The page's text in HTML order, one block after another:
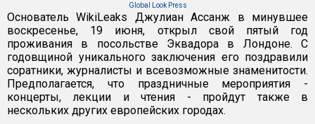
Global Look Press
Основатель WikiLeaks Джулиан Ассанж в минувшее
воскресенье, 19 июня, открыл свой пятый год
проживания в посольстве Эквадора в Лондоне. С
годовщиной уникального заключения его поздравили
соратники, журналисты и всевозможные знаменитости.
Предполагается, что праздничные мероприятия -
концерты, лекции и чтения - пройдут также в
нескольких других европейских городах.